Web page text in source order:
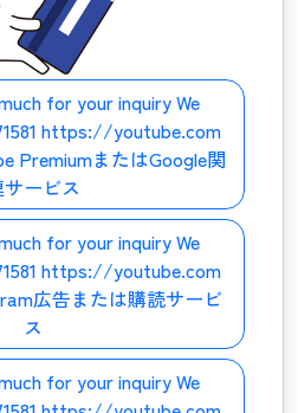
for your inquiry We
PremiumまたはGoogle関
ービス
for your inquiry We
広告または購読サービ
ス
for your inquiry We